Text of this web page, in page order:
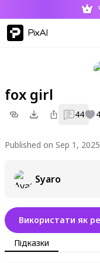
PixAI
fox girl
44
Published on Sep 1, 2025
Syaro
Використати як
Підказки